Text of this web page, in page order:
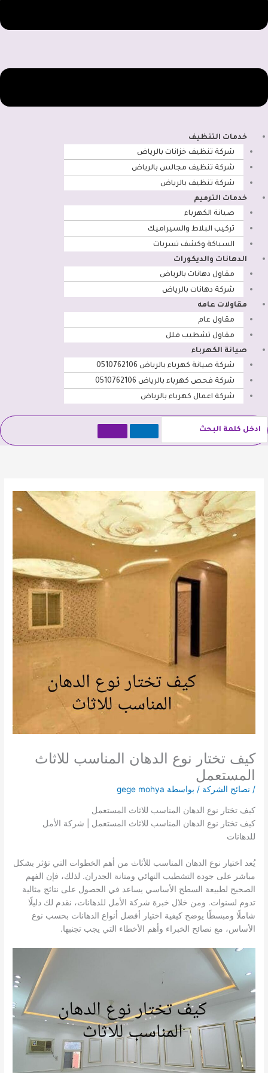
خدمات التنظيف
شركة تنظيف خزانات بالرياض
شركة تنظيف مجالس بالرياض
شركة تنظيف بالرياض
خدمات الترميم
صيانة الكهرباء
تركيب البلاط والسيراميك
السباكة وكشف تسربات
الدهانات والديكورات
مقاول دهانات بالرياض
شركة دهانات بالرياض
مقاولات عامه
مقاول عام
مقاول تشطيب فلل
صيانة الكهرباء
شركة صيانة كهرباء بالرياض 0510762106
شركة فحص كهرباء بالرياض 0510762106
شركة اعمال كهرباء بالرياض
كيف تختار نوع الدهان المناسب للاثاث
المستعمل
/ نصائح الشركة / بواسطة gege mohya
كيف تختار نوع الدهان المناسب للاثاث المستعمل
كيف تختار نوع الدهان المناسب للاثاث المستعمل | شركة الأمل
للدهانات
يُعد اختيار نوع الدهان المناسب للأثاث من أهم الخطوات التي تؤثر بشكل
مباشر على جودة التشطيب النهائي ومتانة الجدران. لذلك، فإن الفهم
الصحيح لطبيعة السطح الأساسي يساعد في الحصول على نتائج مثالية
تدوم لسنوات. ومن خلال خبرة شركة الأمل للدهانات، نقدم لك دليلًا
شاملًا ومبسطًا يوضح كيفية اختيار أفضل أنواع الدهانات بحسب نوع
الأساس، مع نصائح الخبراء وأهم الأخطاء التي يجب تجنبها.